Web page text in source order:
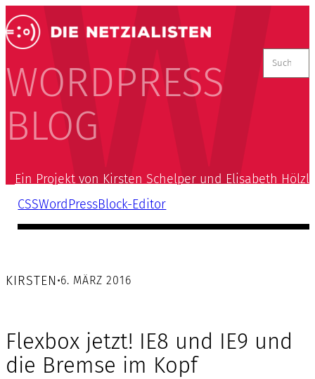
WORDPRESS
BLOG
nach:
Ein Projekt von Kirsten Schelper und Elisabeth Hölzl
CSSWordPressBlock-Editor
KIRSTEN•6. MÄRZ 2016
Flexbox jetzt! IE8 und IE9 und
die Bremse im Kopf